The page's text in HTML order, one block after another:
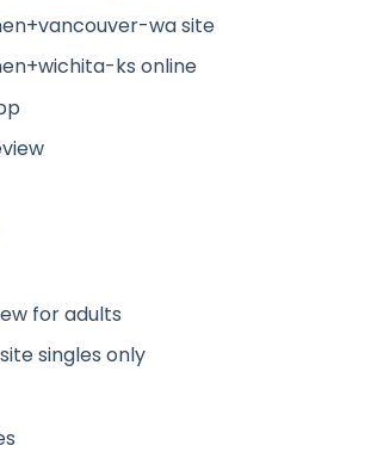
wa site
ks online
for adults
singles only